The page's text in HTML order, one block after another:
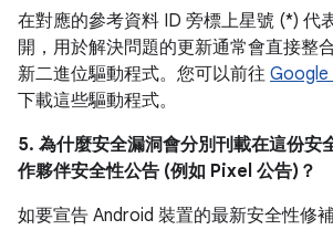
在對應的參考資料 ID 旁標上星號 (*) 代
開，用於解決問題的更新通常會直接整
新二進位驅動程式。您可以前往 Google
下載這些驅動程式。
5. 為什麼安全漏洞會分別刊載在這份安
作夥伴安全性公告 (例如 Pixel 公告)？
如要宣告 Android 裝置的最新安全性修